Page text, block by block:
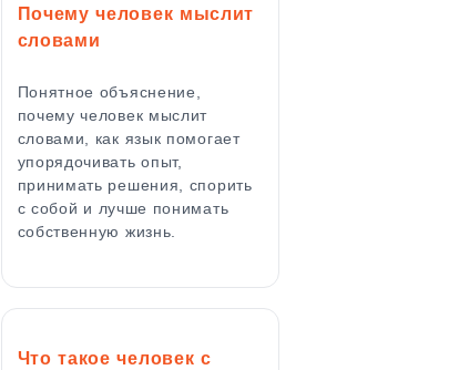
Почему человек мыслит
словами
Понятное объяснение,
почему человек мыслит
словами, как язык помогает
упорядочивать опыт,
принимать решения, спорить
с собой и лучше понимать
собственную жизнь.
Что такое человек с